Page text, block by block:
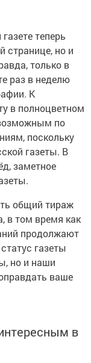
теперь
странице, но и
только в
раз в неделю
К
в полноцветном
по
поскольку
газеты. В
заметное
общий тираж
в том время как
продолжают
газеты
но и наши
ваше
в